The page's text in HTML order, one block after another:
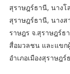
สุราษฎร์ธานี, นาง
สุราษฎร์ธานี, นาง
ราษฎร จ.สุราษฎร์
สื่อมวลชน และแขก
อำเภอเมืองสุราษฎ